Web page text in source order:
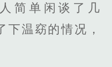
简单闲谈了几
下温窈的情况，